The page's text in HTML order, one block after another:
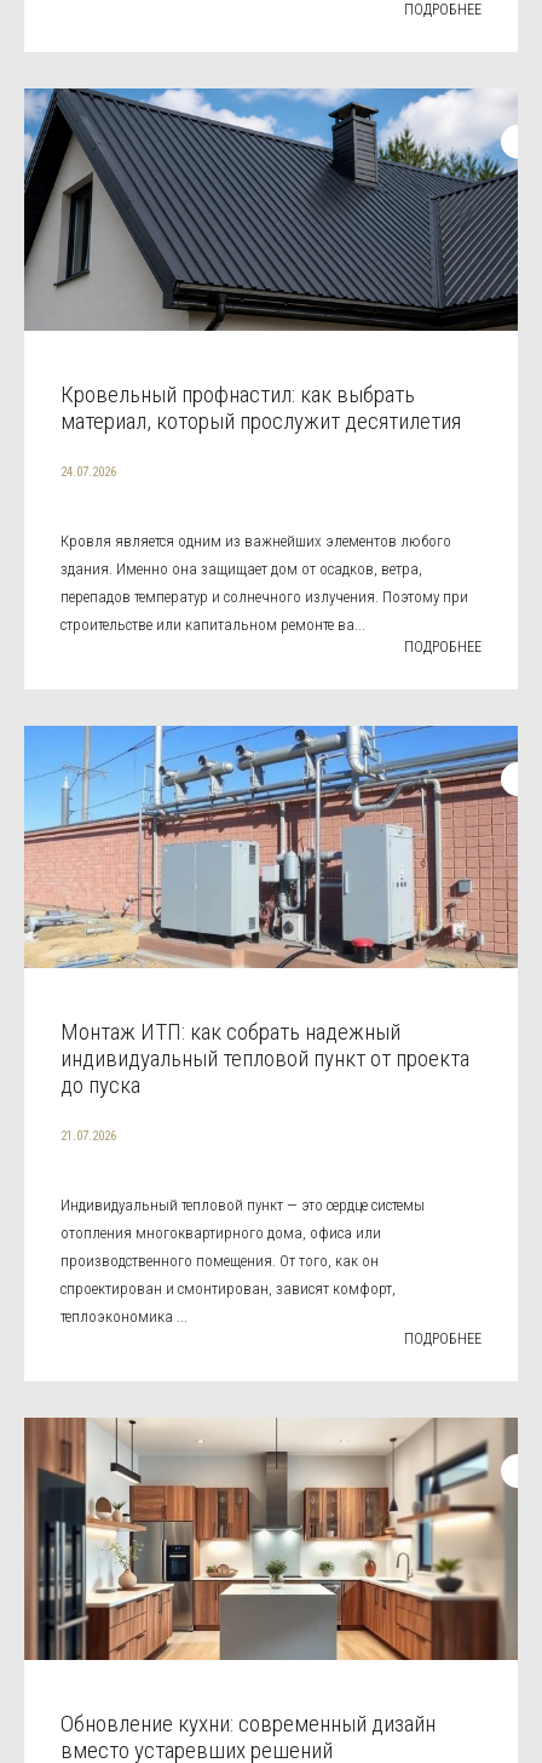
ПОДРОБНЕЕ
Кровельный профнастил: как выбрать
материал, который прослужит десятилетия
24.07.2026
Кровля является одним из важнейших элементов любого
здания. Именно она защищает дом от осадков, ветра,
перепадов температур и солнечного излучения. Поэтому при
строительстве или капитальном ремонте ва...
ПОДРОБНЕЕ
Монтаж ИТП: как собрать надежный
индивидуальный тепловой пункт от проекта
до пуска
21.07.2026
Индивидуальный тепловой пункт — это сердце системы
отопления многоквартирного дома, офиса или
производственного помещения. От того, как он
спроектирован и смонтирован, зависят комфорт,
теплоэкономика ...
ПОДРОБНЕЕ
Обновление кухни: современный дизайн
вместо устаревших решений